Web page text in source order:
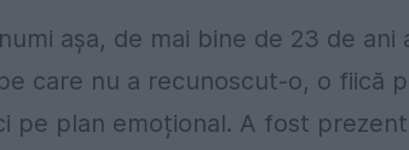
așa, de mai bine de 23 de
care nu a recunoscut-o, o fiică
pe plan emoțional. A fost